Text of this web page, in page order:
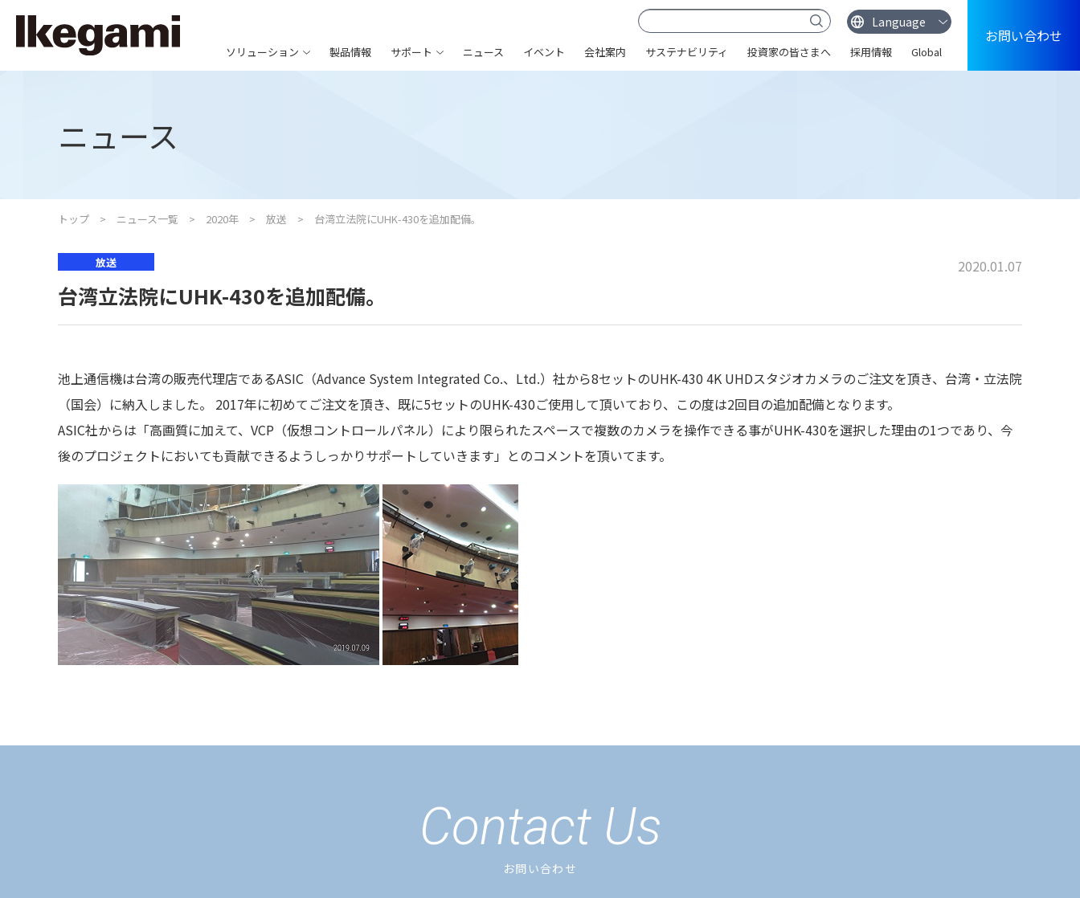
お問い合わせ
ソリューション 製品情報 サポート ニュース イベント 会社案内 サステナビリティ 投資家の皆さまへ 採用情報 Global
ニュース
トップ ニュース一覧 2020年 放送 台湾立法院にUHK-430を追加配備。
放送 2020.01.07
台湾立法院にUHK-430を追加配備。
池上通信機は台湾の販売代理店であるASIC（Advance System Integrated Co.、Ltd.）社から8セットのUHK-430 4K UHDスタジオカメラのご注文を頂き、台湾・立法院
（国会）に納入しました。 2017年に初めてご注文を頂き、既に5セットのUHK-430ご使用して頂いており、この度は2回目の追加配備となります。
ASIC社からは「高画質に加えて、VCP（仮想コントロールパネル）により限られたスペースで複数のカメラを操作できる事がUHK-430を選択した理由の1つであり、今
後のプロジェクトにおいても貢献できるようしっかりサポートしていきます」とのコメントを頂いてます。
Contact Us
お問い合わせ